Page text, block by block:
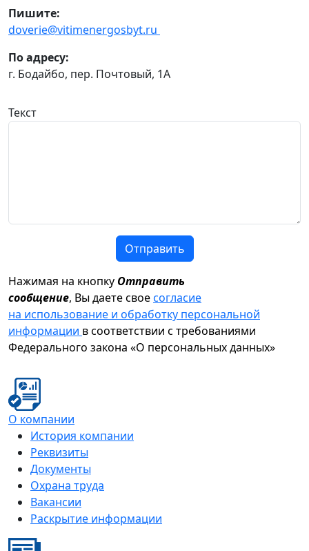
Пишите:
doverie@vitimenergosbyt.ru
По адресу:
г. Бодайбо, пер. Почтовый, 1А
Текст
Отправить
Нажимая на кнопку Отправить
сообщение, Вы даете своесогласие
на использование и обработку персональной
информации в соответствии с требованиями
Федерального закона «О персональных данных»
О компании
История компании
Реквизиты
Документы
Охрана труда
Вакансии
Раскрытие информации